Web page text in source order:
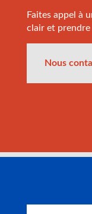
Faites appel à
clair et prendre
Nous